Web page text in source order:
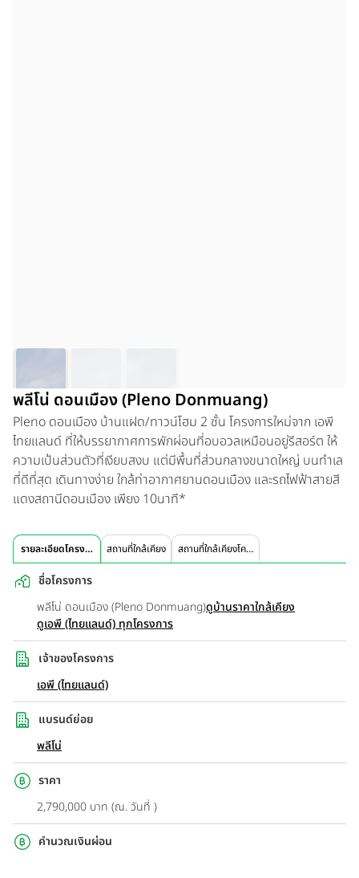
พลีโน่ ดอนเมือง (Pleno Donmuang)
Pleno ดอนเมือง บ้านแฝด/ทาวน์โฮม 2 ชั้น โครงการใหม่จาก เอพี
ไทยแลนด์ ที่ให้บรรยากาศการพักผ่อนที่อบอวลเหมือนอยู่รีสอร์ต ให้
ความเป้นส่วนตัวที่เงียบสงบ แต่มีพื้นที่ส่วนกลางขนาดใหญ่ บนทำเล
ที่ดีที่สุด เดินทางง่าย ใกล้ท่าอากาศยานดอนเมือง และรถไฟฟ้าสายสี
แดงสถานีดอนเมือง เพียง 10นาที*
รายละเอียดโครงการ สถานที่ใกล้เคียง สถานที่ใกล้เคียงโครงการ
ชื่อโครงการ
พลีโน่ ดอนเมือง (Pleno Donmuang)ดูบ้านราคาใกล้เคียง
ดูเอพี (ไทยแลนด์) ทุกโครงการ
เจ้าของโครงการ
เอพี (ไทยแลนด์)
แบรนด์ย่อย
พลีโน่
ราคา
2,790,000 บาท (ณ. วันที่ )
คำนวณเงินผ่อน